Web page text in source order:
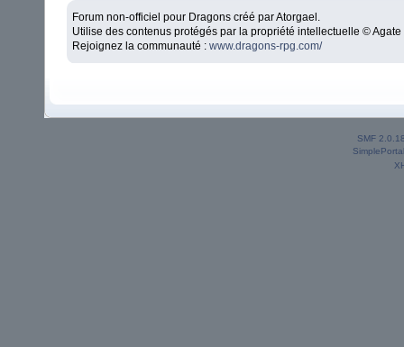
Forum non-officiel pour Dragons créé par Atorgael.
Utilise des contenus protégés par la propriété intellectuelle ©
Rejoignez la communauté :www.dragons-rpg.com/
SMF